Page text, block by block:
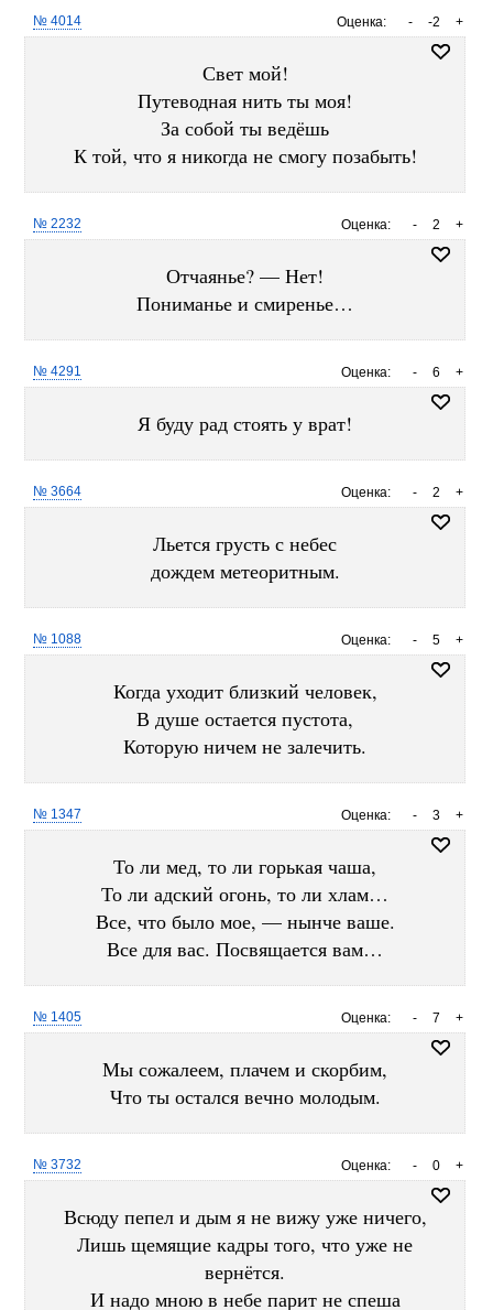
Оценка: +
-2
-
№ 4014
Свет мой!
Путеводная нить ты моя!
За собой ты ведёшь
К той, что я никогда не смогу позабыть!
Оценка: +
2
-
№ 2232
Отчаянье? — Нет!
Пониманье и смиренье…
Оценка: +
6
-
№ 4291
Я буду рад стоять у врат!
Оценка: +
2
-
№ 3664
Льется грусть с небес
дождем метеоритным.
Оценка: +
5
-
№ 1088
Когда уходит близкий человек,
В душе остается пустота,
Которую ничем не залечить.
Оценка: +
3
-
№ 1347
То ли мед, то ли горькая чаша,
То ли адский огонь, то ли хлам…
Все, что было мое, — нынче ваше.
Все для вас. Посвящается вам…
Оценка: +
7
-
№ 1405
Мы сожалеем, плачем и скорбим,
Что ты остался вечно молодым.
Оценка: +
0
-
№ 3732
Всюду пепел и дым я не вижу уже ничего,
Лишь щемящие кадры того, что уже не
вернётся.
И надо мною в небе парит не спеша